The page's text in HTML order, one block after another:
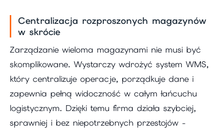
Centralizacja rozproszonych magazynów
w skrócie
Zarządzanie wieloma magazynami nie musi być
skomplikowane. Wystarczy wdrożyć system WMS,
który centralizuje operacje, porządkuje dane i
zapewnia pełną widoczność w całym łańcuchu
logistycznym. Dzięki temu firma działa szybciej,
sprawniej i bez niepotrzebnych przestojów -